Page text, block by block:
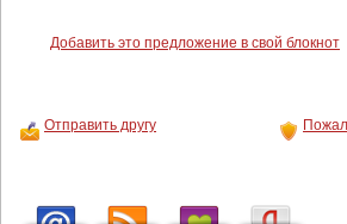
Добавить это предложение в свой блокнот
Отправить другу